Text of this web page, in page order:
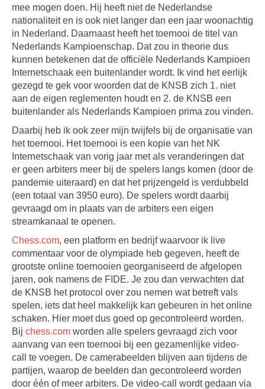
mee mogen doen. Hij heeft niet de Nederlandse
nationaliteit en is ook niet langer dan een jaar woonachtig
in Nederland. Daarnaast heeft het toernooi de titel van
Nederlands Kampioenschap. Dat zou in theorie dus
kunnen betekenen dat de officiële Nederlands Kampioen
Internetschaak een buitenlander wordt. Ik vind het eerlijk
gezegd te gek voor woorden dat de KNSB zich 1. niet
aan de eigen reglementen houdt en 2. de KNSB een
buitenlander als Nederlands Kampioen prima zou vinden.
Daarbij heb ik ook zeer mijn twijfels bij de organisatie van
het toernooi. Het toernooi is een kopie van het NK
Internetschaak van vorig jaar met als veranderingen dat
er geen arbiters meer bij de spelers langs komen (door de
pandemie uiteraard) en dat het prijzengeld is verdubbeld
(een totaal van 3950 euro). De spelers wordt daarbij
gevraagd om in plaats van de arbiters een eigen
streamkanaal te openen.
Chess.com, een platform en bedrijf waarvoor ik live
commentaar voor de olympiade heb gegeven, heeft de
grootste online toernooien georganiseerd de afgelopen
jaren, ook namens de FIDE. Je zou dan verwachten dat
de KNSB het protocol over zou nemen wat betreft vals
spelen, iets dat heel makkelijk kan gebeuren in het online
schaken. Hier moet dus goed op gecontroleerd worden.
Bij chess.com worden alle spelers gevraagd zich voor
aanvang van een toernooi bij een gezamenlijke video-
call te voegen. De camerabeelden blijven aan tijdens de
partijen, waarop de beelden dan gecontroleerd worden
door één of meer arbiters. De video-call wordt gedaan via